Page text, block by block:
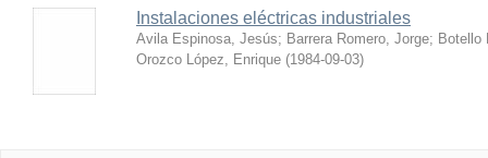
Instalaciones eléctricas industriales
Avila Espinosa, Jesús; Barrera Romero, Jorge; Botello
Orozco López, Enrique (1984-09-03)